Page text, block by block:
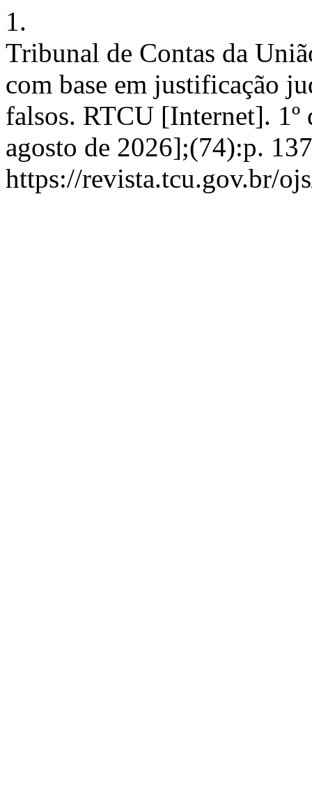
1.
Tribunal de Contas da
com base em justificação
falsos. RTCU [Internet]. 1º
agosto de 2026];(74):p.
https://revista.tcu.gov.br/